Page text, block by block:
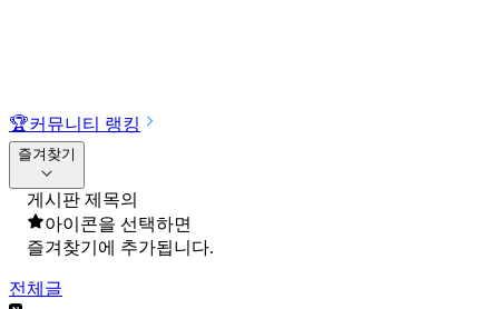
🏆커뮤니티 랭킹
즐겨찾기
게시판 제목의
아이콘을 선택하면
즐겨찾기에 추가됩니다.
전체글